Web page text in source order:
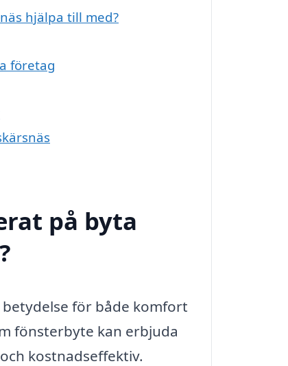
hjälpa till med?
företag
på byta
för både komfort
fönsterbyte kan erbjuda
kostnadseffektiv.